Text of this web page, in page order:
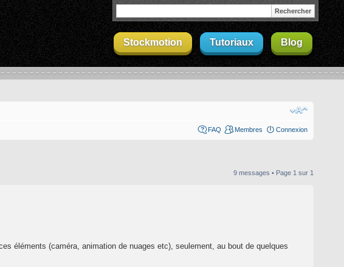
Stockmotion Tutoriaux Blog
FAQ Membres Connexion
9 messages • Page 1 sur 1
éléments (caméra, animation de nuages etc), seulement, au bout de quelques